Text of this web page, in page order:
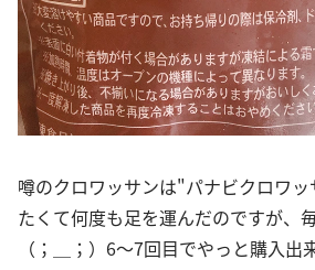
噂のクロワッサンは"パナビクロワ
たくて何度も足を運んだのですが、
（；＿；）6〜7回目でやっと購入出